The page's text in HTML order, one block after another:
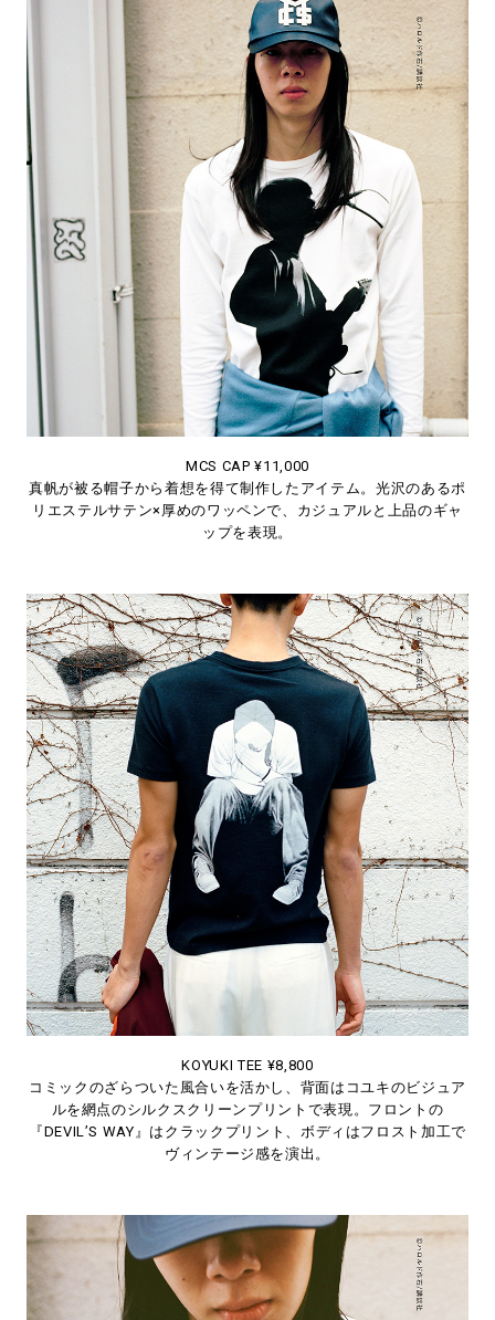
MCS CAP ¥11,000
真帆が被る帽子から着想を得て制作したアイテム。光沢のあるポ
リエステルサテン×厚めのワッペンで、カジュアルと上品のギャ
ップを表現。
KOYUKI TEE ¥8,800
コミックのざらついた風合いを活かし、背面はコユキのビジュア
ルを網点のシルクスクリーンプリントで表現。フロントの
『DEVIL’S WAY』はクラックプリント、ボディはフロスト加工で
ヴィンテージ感を演出。